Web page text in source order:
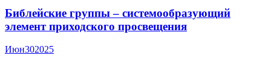
Библейские группы – системообразующий
элемент приходского просвещения
Июн302025